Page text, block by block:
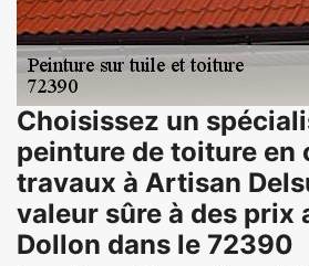
Choisissez un
peinture de toiture en
travaux à Artisan
valeur sûre à des prix
Dollon dans le 72390